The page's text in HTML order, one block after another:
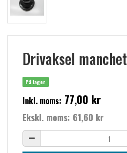
Drivaksel manchet
På lager
Inkl. moms: 77,00 kr
Ekskl. moms: 61,60 kr